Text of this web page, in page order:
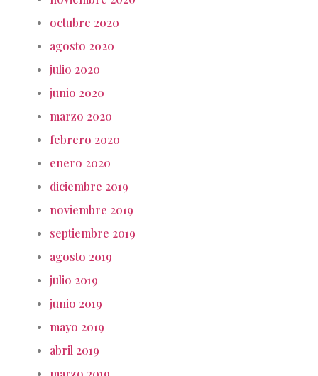
octubre 2020
agosto 2020
julio 2020
junio 2020
marzo 2020
febrero 2020
enero 2020
diciembre 2019
noviembre 2019
septiembre 2019
agosto 2019
julio 2019
junio 2019
mayo 2019
abril 2019